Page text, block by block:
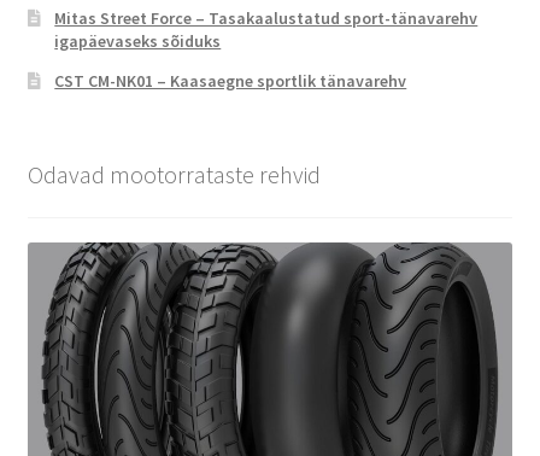
Mitas Street Force – Tasakaalustatud sport-tänavarehv
igapäevaseks sõiduks
CST CM-NK01 – Kaasaegne sportlik tänavarehv
Odavad mootorrataste rehvid